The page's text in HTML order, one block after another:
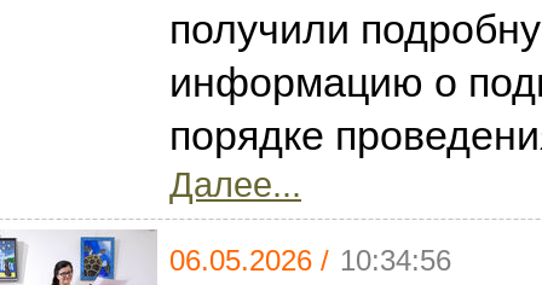
получили
информацию о
порядке
Далее...
06.05.2026 / 10:34:56